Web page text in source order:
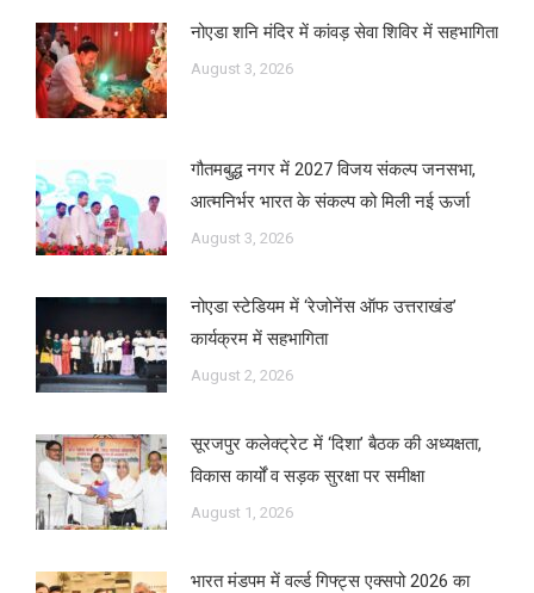
नोएडा शनि मंदिर में कांवड़ सेवा शिविर में सहभागिता
August 3, 2026
गौतमबुद्ध नगर में 2027 विजय संकल्प जनसभा,
आत्मनिर्भर भारत के संकल्प को मिली नई ऊर्जा
August 3, 2026
नोएडा स्टेडियम में ‘रेजोनेंस ऑफ उत्तराखंड’
कार्यक्रम में सहभागिता
August 2, 2026
सूरजपुर कलेक्ट्रेट में ‘दिशा’ बैठक की अध्यक्षता,
विकास कार्यों व सड़क सुरक्षा पर समीक्षा
August 1, 2026
भारत मंडपम में वर्ल्ड गिफ्ट्स एक्सपो 2026 का